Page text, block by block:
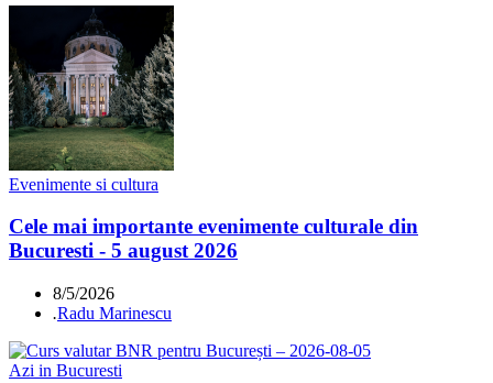
Evenimente si cultura
Cele mai importante evenimente culturale din
Bucuresti - 5 august 2026
8/5/2026
.Radu Marinescu
Azi in Bucuresti